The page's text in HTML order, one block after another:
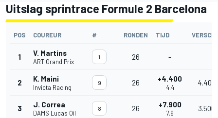
Uitslag sprintrace Formule 2 Barcelona
POS COUREUR # RONDEN TIJD
1 V. Martins
ART Grand Prix
1 26 -
2 K. Maini
Invicta Racing
9 26 +4.400
4.4
4.400
3 J. Correa
DAMS Lucas Oil
8 26 +7.900
7.9
3.500